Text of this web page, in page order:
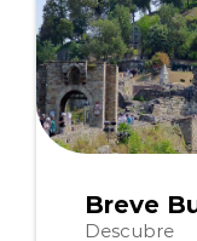
Breve